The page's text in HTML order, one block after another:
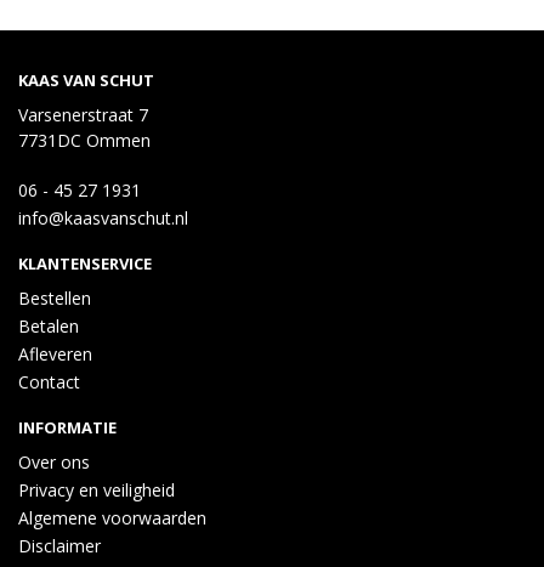
KAAS VAN SCHUT
Varsenerstraat 7
7731DC Ommen
06 - 45 27 1931
info@kaasvanschut.nl
KLANTENSERVICE
Bestellen
Betalen
Afleveren
Contact
INFORMATIE
Over ons
Privacy en veiligheid
Algemene voorwaarden
Disclaimer